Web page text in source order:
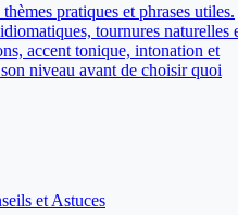
pratiques et phrases utiles.
tournures naturelles
accent tonique, intonation et
niveau avant de choisir quoi
et Astuces